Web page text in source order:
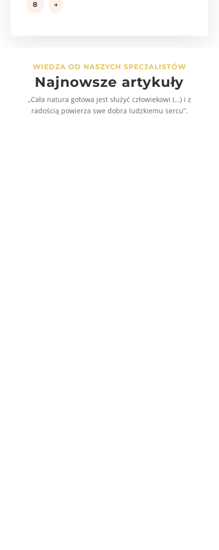
8 →
WIEDZA OD NASZYCH SPECJALISTÓW
Najnowsze artykuły
,,Cała natura gotowa jest służyć człowiekowi (…) i z
radością powierza swe dobra ludzkiemu sercu”.